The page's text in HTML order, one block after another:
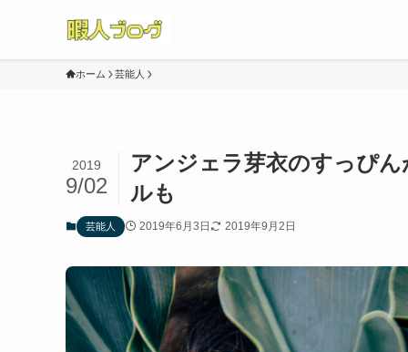
ホーム 芸能人
アンジェラ芽衣のすっぴ
ルも
2019
9/02
芸能人 2019年6月3日 2019年9月2日